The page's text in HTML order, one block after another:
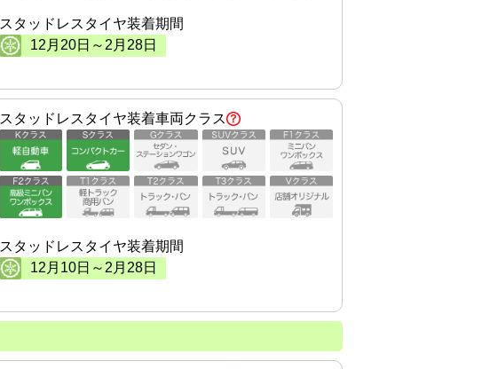
スタッドレスタイヤ装着期間
12 月 20日～ 2 月 28日
スタッドレスタイヤ装着車両クラス
スタッドレスタイヤ装着期間
12 月 10日～ 2 月 28日